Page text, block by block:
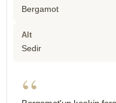
Bergamot
Alt
Sedir
“